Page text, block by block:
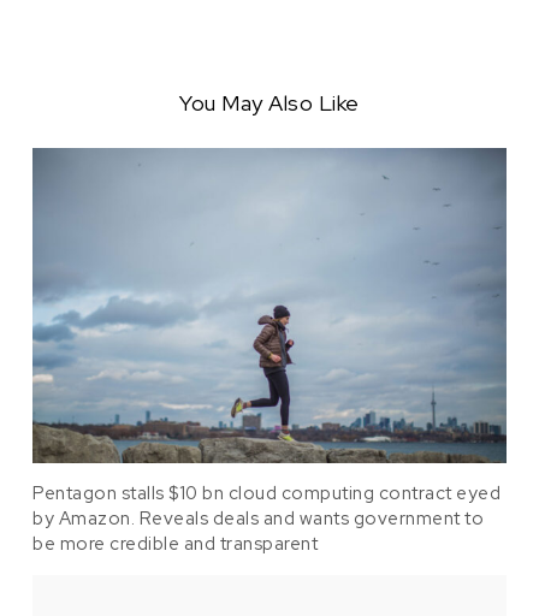
You May Also Like
Pentagon stalls $10 bn cloud computing contract eyed
by Amazon. Reveals deals and wants government to
be more credible and transparent